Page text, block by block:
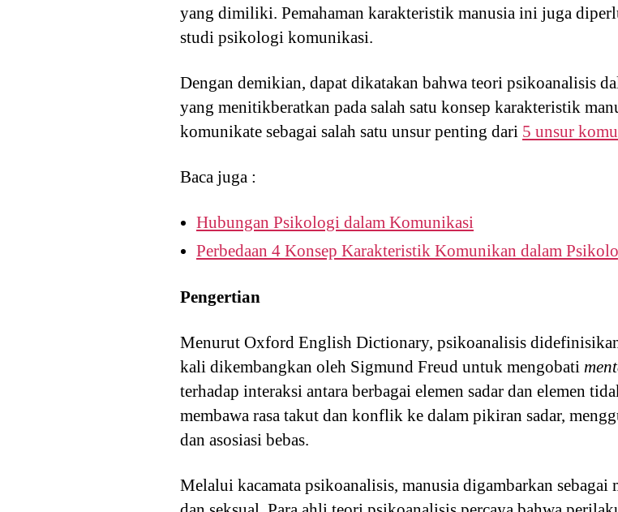
yang dimiliki. Pemahaman karakteristik manusia ini juga
studi psikologi komunikasi.
Dengan demikian, dapat dikatakan bahwa teori psikoanalisis
yang menitikberatkan pada salah satu konsep karakteristik
komunikate sebagai salah satu unsur penting dari 5 unsur
Baca juga :
Hubungan Psikologi dalam Komunikasi
Perbedaan 4 Konsep Karakteristik Komunikan dalam
Pengertian
Menurut Oxford English Dictionary, psikoanalisis
kali dikembangkan oleh Sigmund Freud untuk mengobati
terhadap interaksi antara berbagai elemen sadar dan elemen
membawa rasa takut dan konflik ke dalam pikiran sadar,
dan asosiasi bebas.
Melalui kacamata psikoanalisis, manusia digambarkan